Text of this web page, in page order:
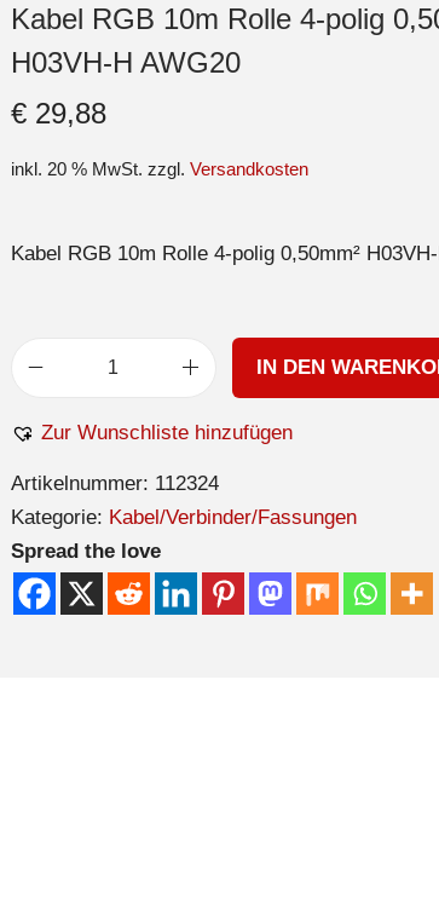
Kabel RGB 10m Rolle 4-polig
H03VH-H AWG20
€29,88
inkl. 20 % MwSt. zzgl. Versandkosten
Kabel RGB 10m Rolle 4-polig 0,50mm²
IN DEN
Zur Wunschliste hinzufügen
Artikelnummer: 112324
Kategorie: Kabel/Verbinder/Fassungen
Spread the love